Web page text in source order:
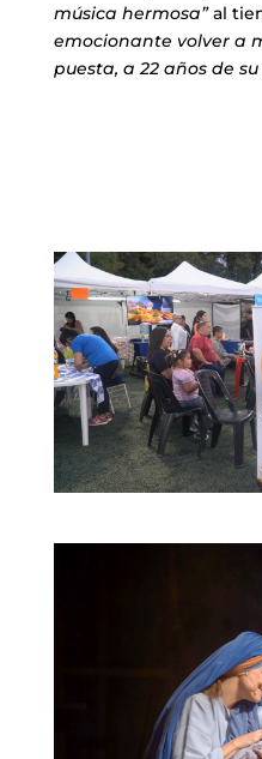
música hermosa”al
emocionante volver a
puesta, a 22 años de su